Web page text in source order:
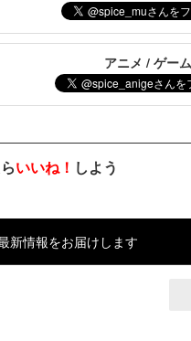
アニメ / ゲー
いいね！ しよう
新情報をお届けします